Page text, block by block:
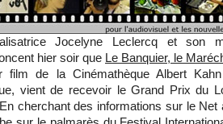
Jocelyne Leclercq et son
hier soir que Le Banquier, le
film de la Cinémathèque Albert
vient de recevoir le Grand Prix du
cherchant des informations sur le